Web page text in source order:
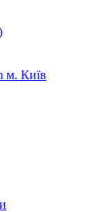
м. Київ